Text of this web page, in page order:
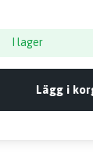
I lager
Lägg i